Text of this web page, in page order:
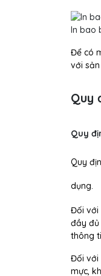
In bao
Để có
với
Quy
Quy
Quy
dụng.
Đối với
đầy đủ
thông
Đối với
mực,